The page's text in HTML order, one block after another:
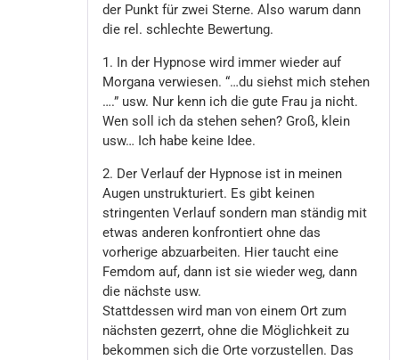
der Punkt für zwei Sterne. Also warum dann
die rel. schlechte Bewertung.
1. In der Hypnose wird immer wieder auf
Morgana verwiesen. “…du siehst mich stehen
….” usw. Nur kenn ich die gute Frau ja nicht.
Wen soll ich da stehen sehen? Groß, klein
usw… Ich habe keine Idee.
2. Der Verlauf der Hypnose ist in meinen
Augen unstrukturiert. Es gibt keinen
stringenten Verlauf sondern man ständig mit
etwas anderen konfrontiert ohne das
vorherige abzuarbeiten. Hier taucht eine
Femdom auf, dann ist sie wieder weg, dann
die nächste usw.
Stattdessen wird man von einem Ort zum
nächsten gezerrt, ohne die Möglichkeit zu
bekommen sich die Orte vorzustellen. Das